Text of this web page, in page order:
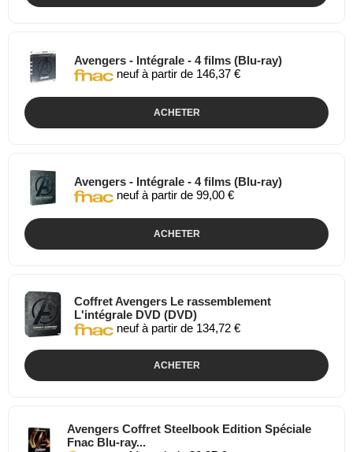
Avengers - Intégrale - 4 films (Blu-ray)
neuf à partir de 146,37 €
ACHETER
Avengers - Intégrale - 4 films (Blu-ray)
neuf à partir de 99,00 €
ACHETER
Coffret Avengers Le rassemblement
L'intégrale DVD (DVD)
neuf à partir de 134,72 €
ACHETER
Avengers Coffret Steelbook Edition Spéciale
Fnac Blu-ray...